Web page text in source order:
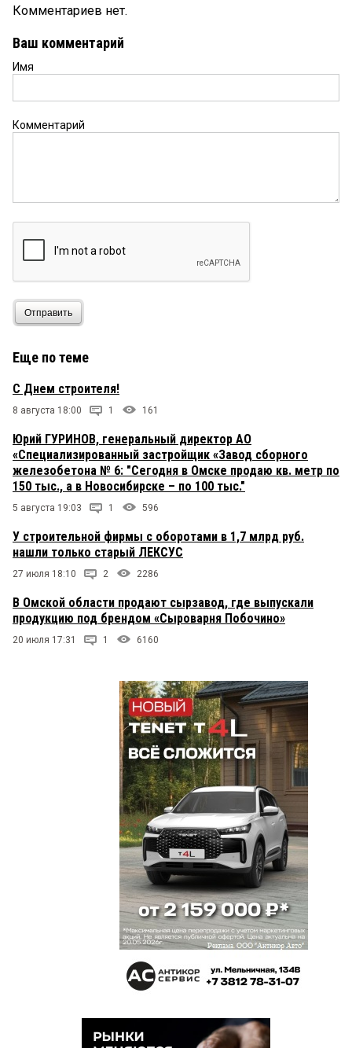
Комментариев нет.
Ваш комментарий
Имя
Комментарий
Отправить
Еще по теме
С Днем строителя!
8 августа 18:00 1 161
Юрий ГУРИНОВ, генеральный директор АО
«Специализированный застройщик «Завод сборного
железобетона № 6: "Сегодня в Омске продаю кв. метр по
150 тыс., а в Новосибирске – по 100 тыс."
5 августа 19:03 1 596
У строительной фирмы с оборотами в 1,7 млрд руб.
нашли только старый ЛЕКСУС
27 июля 18:10 2 2286
В Омской области продают сырзавод, где выпускали
продукцию под брендом «Сыроварня Побочино»
20 июля 17:31 1 6160